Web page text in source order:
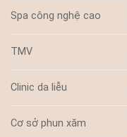
Spa công nghệ cao
TMV
Clinic da liễu
Cơ sở phun xăm